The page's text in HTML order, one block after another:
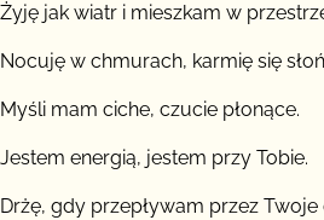
Żyję jak wiatr i mieszkam w
Nocuję w chmurach, karmię się
Myśli mam ciche, czucie płonące.
Jestem energią, jestem przy Tobie.
Drżę, gdy przepływam przez Twoje